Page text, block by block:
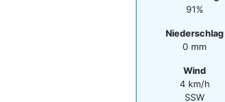
91%
Niederschlag
0 mm
Wind
4 km/h
SSW